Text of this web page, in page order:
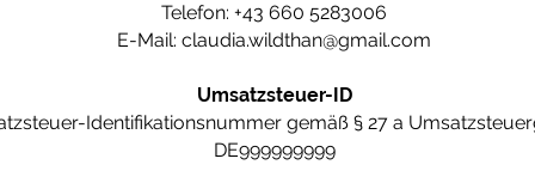
Telefon: +43 660 5283006
E-Mail: claudia.wildthan@gmail.com
Umsatzsteuer-ID
Identifikationsnummer gemäß § 27 a
DE999999999